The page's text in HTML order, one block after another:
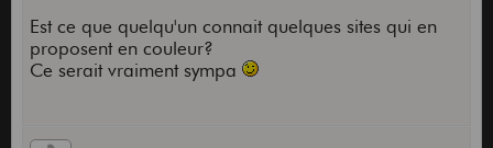
Est ce que quelqu'un connait quelques sites qui en
proposent en couleur?
Ce serait vraiment sympa